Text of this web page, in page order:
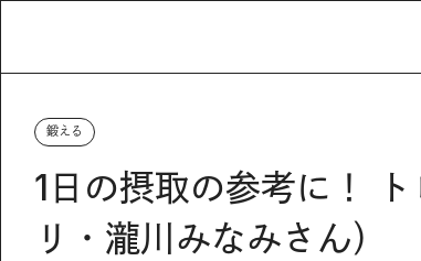
鍛える
1日の摂取の参考に！
リ・瀧川みなみさん）